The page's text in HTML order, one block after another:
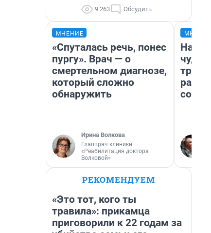
9 263 Обсудить
МНЕНИЕ
«Спуталась речь, понес
пургу». Врач — о
смертельном диагнозе,
который сложно
обнаружить
Ирина Волкова
Главврач клиники
«Реабилитация доктора
Волковой»
РЕКОМЕНДУЕМ
«Это тот, кого ты
травила»: прикамца
приговорили к 22 годам за